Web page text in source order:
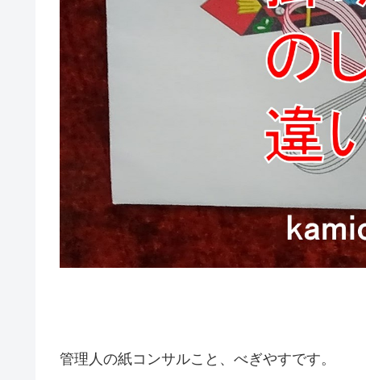
管理人の紙コンサルこと、べぎやすです。